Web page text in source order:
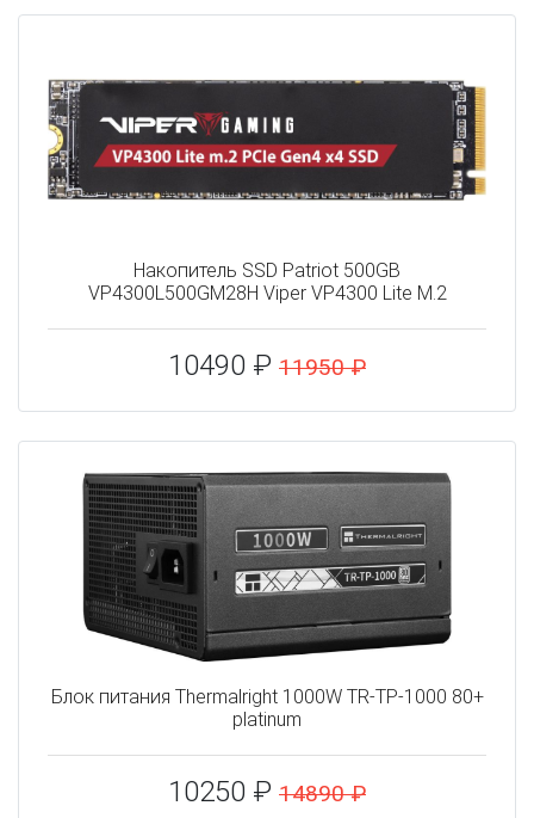
Накопитель SSD Patriot 500GB
VP4300L500GM28H Viper VP4300 Lite M.2
10490 ₽ 11950 ₽
Блок питания Thermalright 1000W TR-TP-1000 80+
platinum
10250 ₽ 14890 ₽